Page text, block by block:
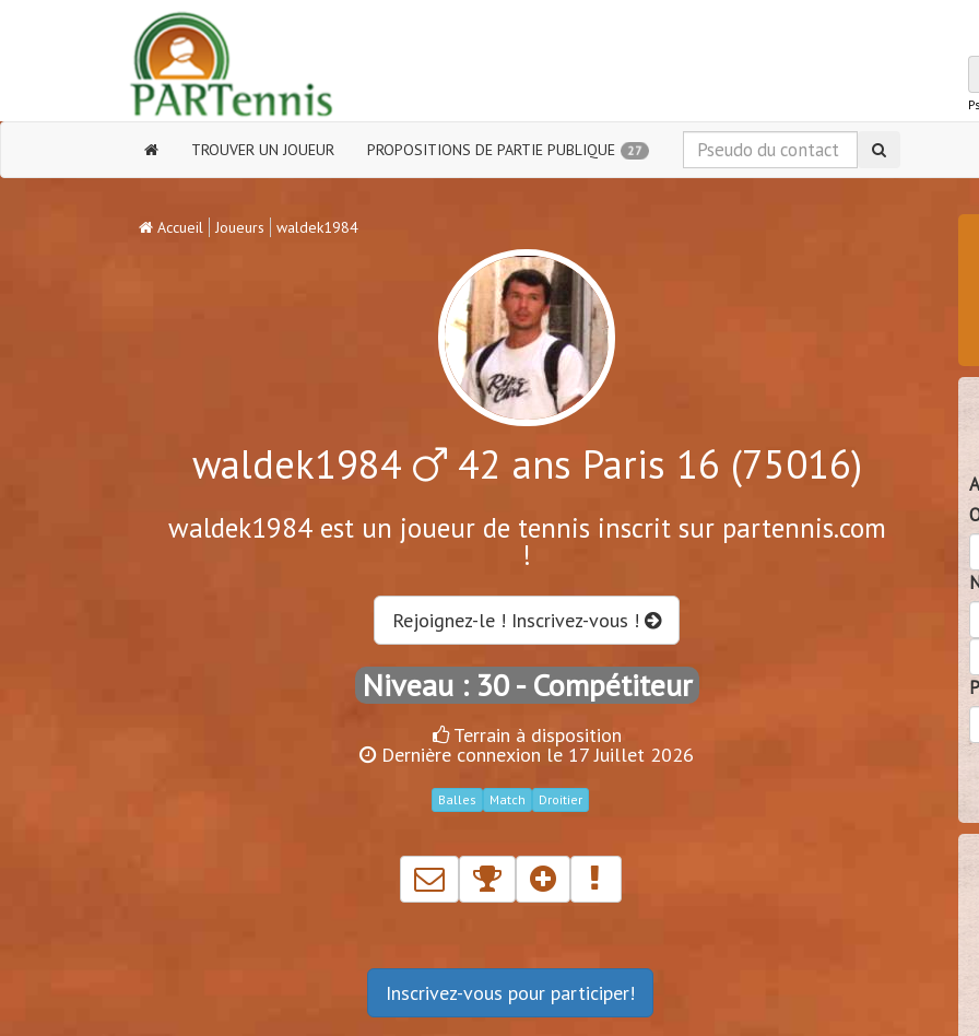
TROUVER UN JOUEUR PROPOSITIONS DE PARTIE PUBLIQUE 27
Accueil Joueurs waldek1984
waldek1984 42 ans Paris 16 (75016)
waldek1984 est un joueur de tennis inscrit sur partennis.com
!
Rejoignez-le ! Inscrivez-vous !
Niveau : 30- Compétiteur
Terrain à disposition
Dernière connexion le 17 Juillet 2026
Balles Match Droitier
Inscrivez-vous pour participer!